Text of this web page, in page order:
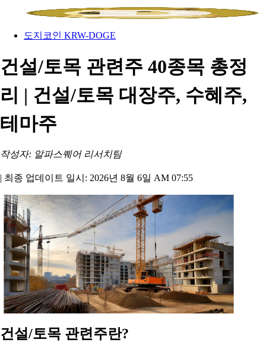
도지코인 KRW-DOGE
건설/토목 관련주 40종목 총정
리 | 건설/토목 대장주, 수혜주,
테마주
작성자: 알파스퀘어 리서치팀
| 최종 업데이트 일시: 2026년 8월 6일 AM 07:55
건설/토목 관련주란?